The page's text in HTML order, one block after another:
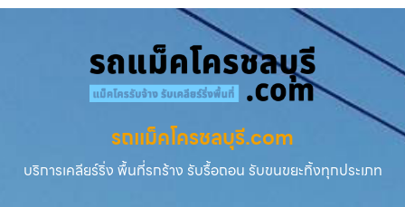
รถแม็คโครชลบุรี.com
บริการเคลียร์ริ่ง พื้นที่รกร้าง รับรื้อถอน รับขนขยะทิ้งทุกประเภท